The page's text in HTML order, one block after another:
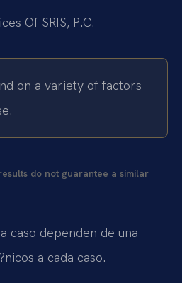
Of SRIS, P.C.
on a variety of factors
do not guarantee a similar
caso dependen de una
a cada caso.